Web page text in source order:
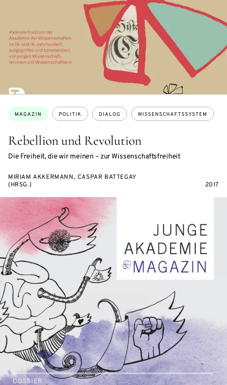
Rebellion und Revolution
Die Freiheit, die wir meinen – zur Wissenschaftsfreiheit
Themen:
MAGAZIN POLITIK DIALOG WISSENSCHAFTSSYSTEM
MIRIAM AKKERMANN, CASPAR BATTEGAY
(HRSG.)
2017